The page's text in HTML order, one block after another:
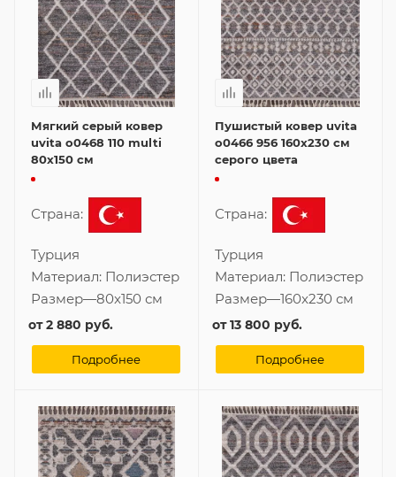
Мягкий серый ковер
uvita o0468 110 multi
80x150 см
Страна:
Турция
Материал: Полиэстер
Размер—80x150 см
от2 880 руб.
Подробнее
Пушистый ковер uvita
o0466 956 160x230 см
серого цвета
Страна:
Турция
Материал: Полиэстер
Размер—160x230 см
от13 800 руб.
Подробнее